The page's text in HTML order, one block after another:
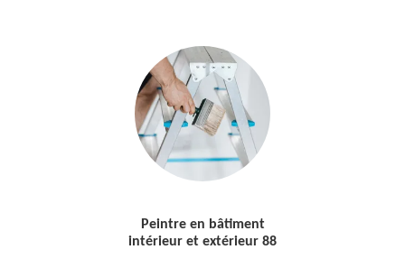
Peintre en bâtiment
intérieur et extérieur 88